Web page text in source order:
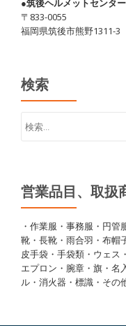
●筑後ヘルメットセンター
〒833-0055
福岡県筑後市熊野1311-3
検索
営業品目、取扱
・作業服・事務服・円
靴・長靴・雨合羽・布帽
皮手袋・手袋類・ウェス
エプロン・腕章・旗・名
ル・消火器・標識・その